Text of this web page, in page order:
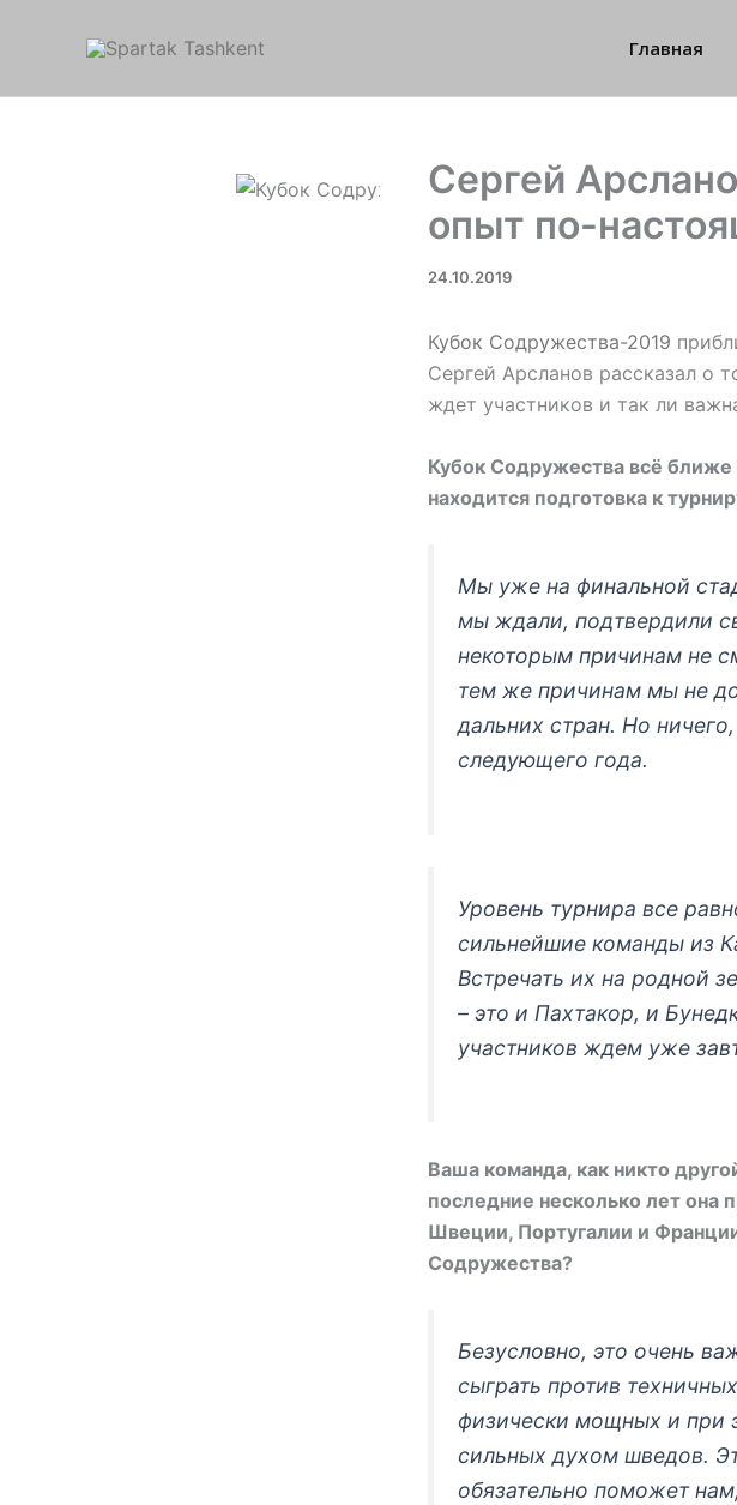
Главная
Сергей
опыт по-
24.10.2019
Кубок Содружества-2019
Сергей Арсланов рассказал о
ждет участников и так ли
Кубок Содружества всё
находится подготовка к
Мы уже на финальной
мы ждали, подтвердили
некоторым причинам не
тем же причинам мы не
дальних стран. Но
следующего года.
Уровень турнира все
сильнейшие команды из
Встречать их на родной
– это и Пахтакор, и
участников ждем уже
Ваша команда, как никто
последние несколько лет она
Швеции, Португалии и
Содружества?
Безусловно, это очень
сыграть против
физически мощных и при
сильных духом шведов.
обязательно поможет